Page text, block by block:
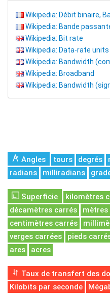
Wikipedia: Débit binaire,
Wikipedia: Bande
Wikipedia: Bit rate
Wikipedia: Data-rate units
Wikipedia: Bandwidth
Wikipedia: Broadband
Wikipedia: Bandwidth
Angles tours degrés
radians
milliradians
Superficie kilomètres
décamètres carrés
mètres
centimètres carrés
verges carrées
pieds
ares
acres
Taux de transfert des
Kilobits par seconde